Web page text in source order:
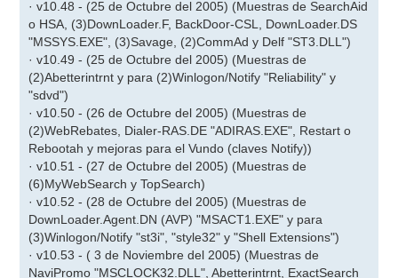
· v10.48 - (25 de Octubre del 2005) (Muestras de SearchAid
o HSA, (3)DownLoader.F, BackDoor-CSL, DownLoader.DS
"MSSYS.EXE", (3)Savage, (2)CommAd y Delf "ST3.DLL")
· v10.49 - (25 de Octubre del 2005) (Muestras de
(2)Abetterintrnt y para (2)Winlogon/Notify "Reliability" y
"sdvd")
· v10.50 - (26 de Octubre del 2005) (Muestras de
(2)WebRebates, Dialer-RAS.DE "ADIRAS.EXE", Restart o
Rebootah y mejoras para el Vundo (claves Notify))
· v10.51 - (27 de Octubre del 2005) (Muestras de
(6)MyWebSearch y TopSearch)
· v10.52 - (28 de Octubre del 2005) (Muestras de
DownLoader.Agent.DN (AVP) "MSACT1.EXE" y para
(3)Winlogon/Notify "st3i", "style32" y "Shell Extensions")
· v10.53 - ( 3 de Noviembre del 2005) (Muestras de
NaviPromo "MSCLOCK32.DLL", Abetterintrnt, ExactSearch